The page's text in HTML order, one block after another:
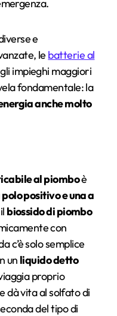
e
le batterie al
impieghi maggiori
fondamentale: la
anche molto
al piomboè
positivo e una a
biossido di piombo
con
c’è solo semplice
un liquido detto
proprio
dà vita al solfato di
del tipo di